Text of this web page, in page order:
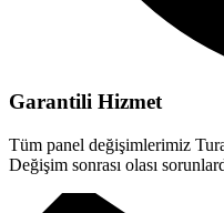
Garantili Hizmet
Tüm panel değişimlerimiz
Değişim sonrası olası